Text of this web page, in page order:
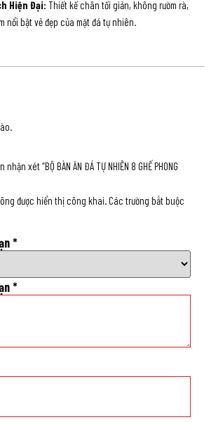
Hiện Đại: Thiết kế chân tối giản, không rườm rà,
nổi bật vẻ đẹp của mặt đá tự nhiên.
xét “BỘ BÀN ĂN ĐÁ TỰ NHIÊN 8 GHẾ PHONG
được hiển thị công khai.Các trường bắt buộc
*
*